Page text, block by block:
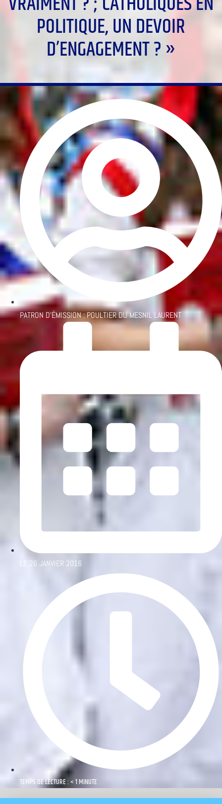
POLITIQUE, UN DEVOIR
D’ENGAGEMENT ? »
PATRON D'ÉMISSION :POULTIER DU MESNIL LAURENT
LE 26 JANVIER 2016
TEMPS DE LECTURE : < 1 MINUTE